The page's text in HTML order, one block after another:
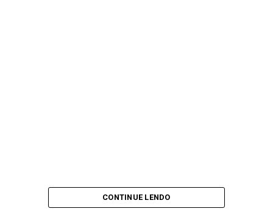
CONTINUE LENDO